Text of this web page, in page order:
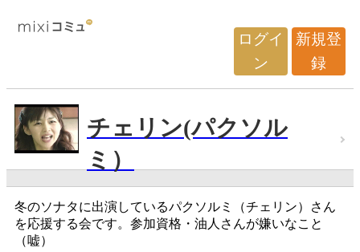
ログイ
ン
新規登
録
チェリン(パクソル
ミ）
冬のソナタに出演しているパクソルミ（チェリン）さん
を応援する会です。参加資格・油人さんが嫌いなこと
（嘘）